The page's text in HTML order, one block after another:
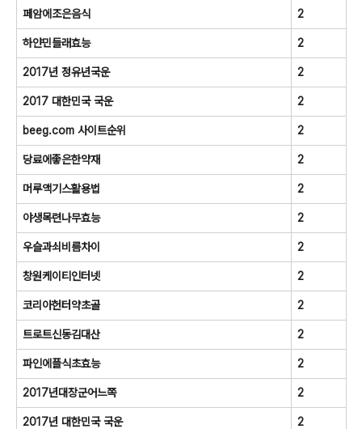
페암에조은음식 2
하얀민들래효능 2
2017년 정유년국운 2
2017 대한민국 국운 2
beeg.com 사이트순위 2
당료에좋은한약재 2
머루액기스활용법 2
야생목련나무효능 2
우슬과쇠비름차이 2
창원케이티인터넷 2
코리아헌터약초골 2
트로트신동김대산 2
파인에플식초효능 2
2017년대장군어느쪽 2
2017년 대한민국 국운 2